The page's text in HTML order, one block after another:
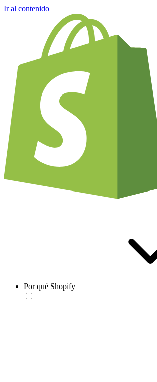
Ir al contenido
Por qué Shopify